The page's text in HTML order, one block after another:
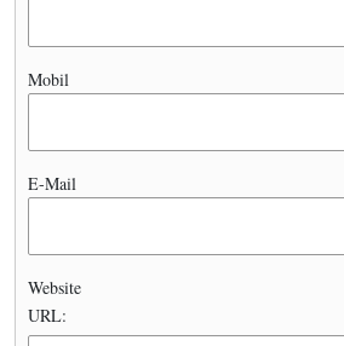
Mobil
E-Mail
Website
URL: